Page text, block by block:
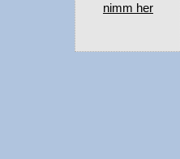
nimm her